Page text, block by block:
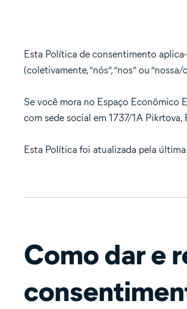
Esta Política de consentimento
(coletivamente, “nós”, “nos” ou “nossa/
Se você mora no Espaço Econômico
com sede social em 1737/1A
Esta Política foi atualizada pela
Como dar e